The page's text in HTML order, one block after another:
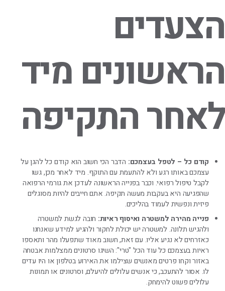
הצעדים
הראשונים מיד
לאחר התקיפה
קודם כל – לטפל בעצמכם: הדבר הכי חשוב הוא קודם כל להגן על
עצמכם באותו רגע ולא להתעמת עם התוקף. מיד לאחר מכן, גשו
לקבל טיפול רפואי. וכבר בפנייה הראשונה לעדכן את גורמי הרפואה
שהפגיעה היא בעקבות מעשה תקיפה. אתם חייבים להיות מסוגלים
פיזית ונפשית לעמוד בהליכים.
פנייה מהירה למשטרה ואיסוף ראיות: חובה לגשת למשטרה
ולהגיש תלונה. למשטרה יש יכולת לחקור ולהגיע למידע שאנחנו
כאזרחים לא נגיע אליו. עם זאת, חשוב מאוד שתפעלו מהר ותאספו
ראיות בעצמכם כל עוד הכל "טרי": השיגו סרטונים ממצלמות אבטחה
באזור וקחו פרטים מאנשים שצילמו את האירוע בטלפון או היו עדים
לו. אסור להתעכב, כי אנשים עלולים להיעלם, וסרטונים או תמונות
עלולים פשוט להימחק.